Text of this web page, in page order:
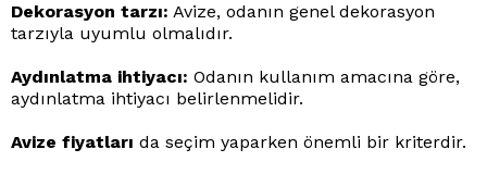
Dekorasyon tarzı: Avize, odanın genel dekorasyon
tarzıyla uyumlu olmalıdır.
Aydınlatma ihtiyacı: Odanın kullanım amacına göre,
aydınlatma ihtiyacı belirlenmelidir.
Avize fiyatları da seçim yaparken önemli bir kriterdir.